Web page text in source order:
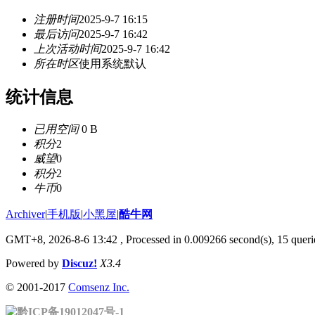
注册时间2025-9-7 16:15
最后访问2025-9-7 16:42
上次活动时间2025-9-7 16:42
所在时区使用系统默认
统计信息
已用空间0 B
积分2
威望0
积分2
牛币0
Archiver|手机版|小黑屋|酷牛网
GMT+8, 2026-8-6 13:42 , Processed in 0.009266 second(s), 15
Powered by Discuz! X3.4
© 2001-2017 Comsenz Inc.
黔ICP备19012047号-1